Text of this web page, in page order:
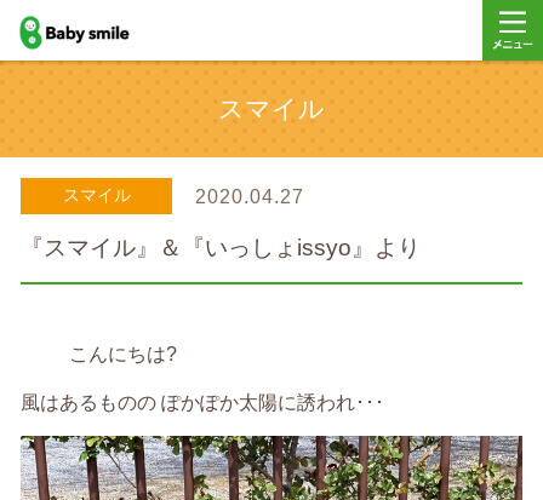
baby smile
スマイル
スマイル 2020.04.27
『スマイル』＆『いっしょissyo』より
こんにちは?
風はあるものの ぽかぽか太陽に誘われ･･･